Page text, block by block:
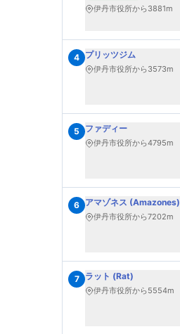
伊丹市役所から3881m
4 プリッツジム
伊丹市役所から3573m
5 ファディー
伊丹市役所から4795m
6 アマゾネス (Amazones)
伊丹市役所から7202m
7 ラット (Rat)
伊丹市役所から5554m